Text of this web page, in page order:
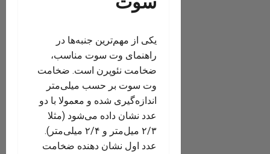
یکی از مهم‌ترین جنبه‌ها در
راهنمای وت سوت مناسب،
ضخامت نئوپرن است. ضخامت
وت سوت بر حسب میلی‌متر
اندازه‌گیری شده و معمولا با دو
عدد نشان داده می‌شود (مثلا
۲/۳ میل‌متر و ۲/۴ میلی‌متر).
عدد اول نشان دهنده ضخامت